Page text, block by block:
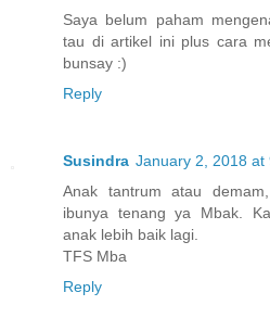
Saya belum paham
tau di artikel ini plus cara
bunsay :)
Reply
Susindra January 2, 2018 at
Anak tantrum atau
ibunya tenang ya Mbak.
anak lebih baik lagi.
TFS Mba
Reply